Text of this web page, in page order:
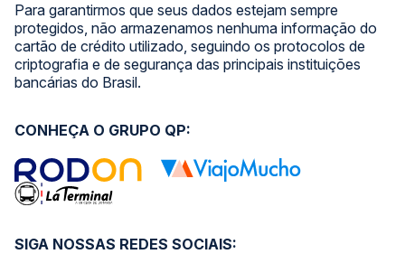
Para garantirmos que seus dados estejam sempre
protegidos, não armazenamos nenhuma informação do
cartão de crédito utilizado, seguindo os protocolos de
criptografia e de segurança das principais instituições
bancárias do Brasil.
SIGA NOSSAS REDES SOCIAIS:
CONHEÇA O GRUPO QP: